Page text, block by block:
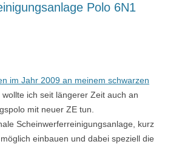
Polo 6N1
im Jahr 2009 an meinem schwarzen
, wollte ich seit längerer Zeit auch an
mit neuer ZE tun.
Scheinwerferreinigungsanlage, kurz
einbauen und dabei speziell die